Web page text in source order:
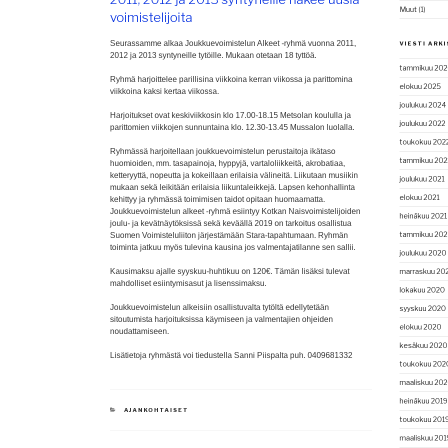
voimistelijoita
Seurassamme alkaa Joukkuevoimistelun Alkeet -ryhmä vuonna 2011,
2012 ja 2013 syntyneille tytöille. Mukaan otetaan 18 tyttöä.
Ryhmä harjoittelee parillisina viikkoina kerran viikossa ja parittomina
viikkoina kaksi kertaa viikossa.
Harjoitukset ovat keskiviikkosin klo 17.00-18.15 Metsolan koululla ja
parittomien viikkojen sunnuntaina klo. 12.30-13.45 Mussalon luolalla.
Ryhmässä harjoitellaan joukkuevoimistelun perustaitoja ikätaso
huomioiden, mm. tasapainoja, hyppyjä, vartaloliikkeitä, akrobatiaa,
ketteryyttä, nopeutta ja kokeillaan erilaisia välineitä. Liikutaan musiikin
mukaan sekä leikitään erilaisia liikuntaleikkejä. Lapsen kehonhallinta
kehittyy ja ryhmässä toimimisen taidot opitaan huomaamatta.
Joukkuevoimistelun alkeet -ryhmä esiintyy Kotkan Naisvoimistelijoiden
joulu- ja kevätnäytöksissä sekä keväällä 2019 on tarkoitus osallistua
Suomen Voimisteluliiton järjestämään Stara-tapahtumaan. Ryhmän
toiminta jatkuu myös tulevina kausina jos valmentajatilanne sen sallii.
Kausimaksu ajalle syyskuu-huhtikuu on 120€. Tämän lisäksi tulevat
mahdolliset esiintymisasut ja lisenssimaksu.
Joukkuevoimistelun alkeisiin osallistuvalta tytöltä edellytetään
sitoutumista harjoituksissa käymiseen ja valmentajien ohjeiden
noudattamiseen.
Lisätietoja ryhmästä voi tiedustella Sanni Piispalta puh. 0409681332
KATEGORIAT
AJANKOHTAISET
Muut (1)
VIESTI
tammikuu
elokuu 2025
joulukuu 2024
joulukuu 2022
toukokuu
tammikuu
joulukuu 2021
elokuu 2021
heinäkuu 2021
tammikuu
joulukuu 2020
marraskuu
lokakuu 2020
syyskuu 2020
elokuu 2020
kesäkuu 2020
toukokuu
maaliskuu
heinäkuu 2019
toukokuu
maaliskuu